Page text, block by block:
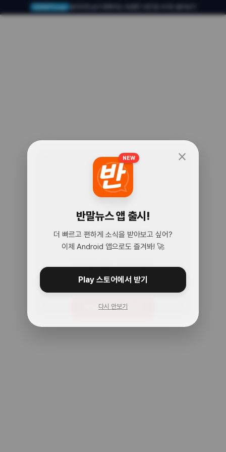
🧐
어? 여기 맞아?
주소를 다시 확인해봐!
메인으로 돌아가기
close
NEW
반말뉴스 앱 출시!
더 빠르고 편하게 소식을 받아보고 싶어?
이제 Android 앱으로도 즐겨봐! 🚀
Play 스토어에서 받기
다시 안보기